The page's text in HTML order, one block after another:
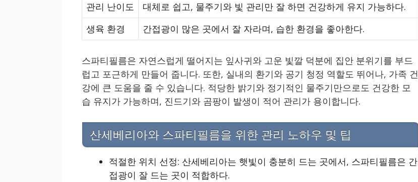
관리 난이도
대체로 쉽고, 물주기와 빛 관리만 잘 하면 건강하게 유지 가능하다.
생육 환경
간접광이 많은 곳에서 잘 자라며, 습한 환경을 좋아한다.
스파티필름은 자연스럽게 떨어지는 잎사귀와 고운 빛깔 덕분에 집안 분위기를 부드
럽고 포근하게 만들어 줍니다. 또한, 실내의 환기와 공기 청정 역할도 뛰어나, 가족 건
강에 큰 도움을 줄 수 있습니다. 적당한 밝기와 정기적인 물주기만으로도 건강한 모
습 유지가 가능하며, 진드기와 곰팡이 발생이 적어 관리가 용이합니다.
산세베리아와 스파티필름을 위한 관리 노하우 및 팁
적절한 위치 선정: 산세베리아는 햇빛이 충분히 드는 곳에서, 스파티필름은 간
접광이 잘 드는 곳이 적합하다.